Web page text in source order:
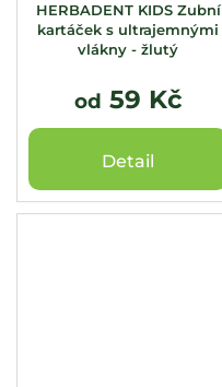
HERBADENT KIDS Zubní
kartáček s ultrajemnými
vlákny - žlutý
od 59 Kč
Detail